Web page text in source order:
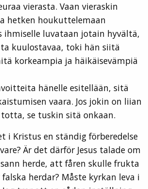
vierasta. Vaan vieraskin
hetken houkuttelemaan
ihmiselle luvataan jotain hyvältä,
kuulostavaa, toki hän siitä
korkeampia ja häikäisevämpiä
hänelle esitellään, sitä
vaara. Jos jokin on liian
totta, se tuskin sitä onkaan.
i Kristus en ständig förberedelse
Är det därför Jesus talade om
herde, att fåren skulle frukta
herdar? Måste kyrkan leva i